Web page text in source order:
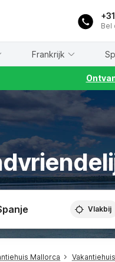
Bel
Frankrijk
Vlakbij
Mallorca